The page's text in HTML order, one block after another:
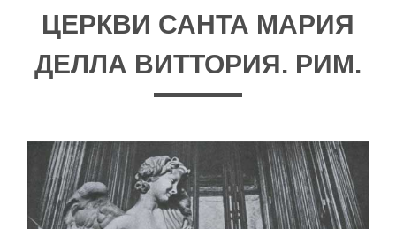
ЦЕРКВИ САНТА МАРИЯ
ДЕЛЛА ВИТТОРИЯ. РИМ.